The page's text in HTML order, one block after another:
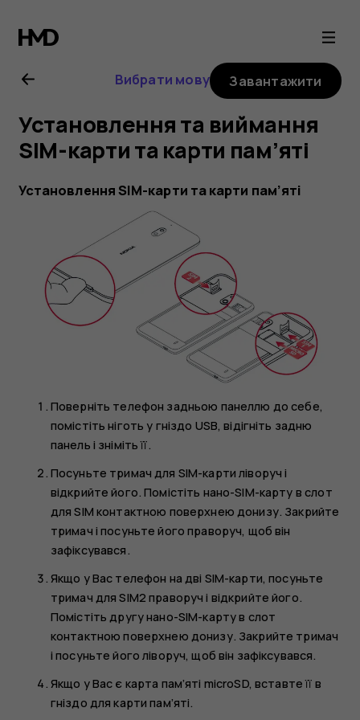
Посібник
користувача
Nokia
2.1
Вибрати мову Завантажити
Установлення та виймання
SIM-карти та карти пам’яті
Установлення SIM-карти та карти пам’яті
Поверніть телефон задньою панеллю до себе,
помістіть ніготь у гніздо USB, відігніть задню
панель і зніміть її.
Посуньте тримач для SIM-карти ліворуч і
відкрийте його. Помістіть нано-SIM-карту в слот
для SIM контактною поверхнею донизу. Закрийте
тримач і посуньте його праворуч, щоб він
зафіксувався.
Якщо у Вас телефон на дві SIM-карти, посуньте
тримач для SIM2 праворуч і відкрийте його.
Помістіть другу нано-SIM-карту в слот
контактною поверхнею донизу. Закрийте тримач
і посуньте його ліворуч, щоб він зафіксувався.
Якщо у Вас є карта пам’яті microSD, вставте її в
гніздо для карти пам’яті.